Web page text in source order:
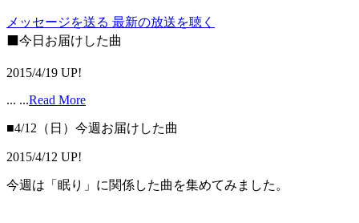
メッセージを送る 最新の放送を聴く
⬛️今日お届けした曲
2015/4/19 UP!
... ...Read More
■4/12（日）今週お届けした曲
2015/4/12 UP!
今週は「眠り」に関係した曲を集めてみました。